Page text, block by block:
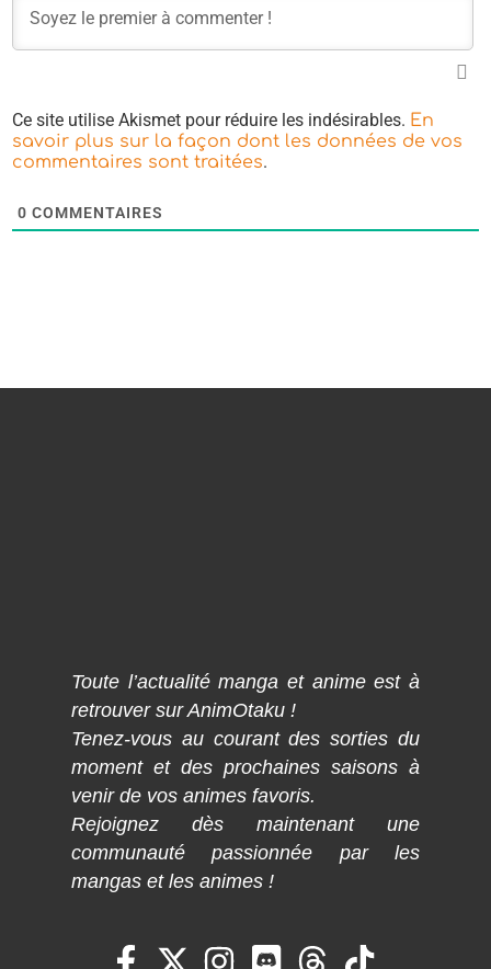
Ce site utilise Akismet pour réduire les indésirables. En
savoir plus sur la façon dont les données de vos
commentaires sont traitées.
0 COMMENTAIRES
Toute l’actualité manga et anime est à
retrouver sur AnimOtaku !
Tenez-vous au courant des sorties du
moment et des prochaines saisons à
venir de vos animes favoris.
Rejoignez dès maintenant une
communauté passionnée par les
mangas et les animes !